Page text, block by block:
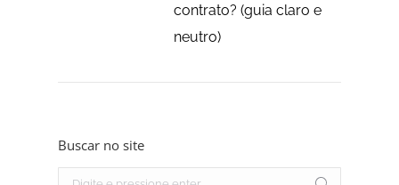
contrato? (guia claro e
neutro)
Buscar no site
Search: